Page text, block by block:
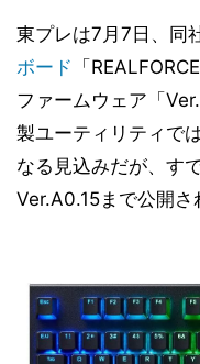
東プレは7月7日、同
ボード 「
ファームウェア「
製ユーティリティで
なる見込みだが、す
Ver.A0.15まで公開さ